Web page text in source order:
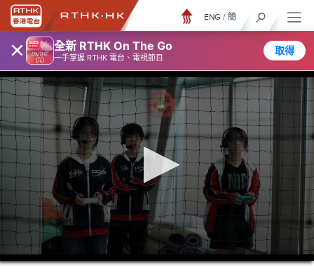
× 全新 RTHK On The Go
一手掌握 RTHK 電台、電視節目
取得
ENG / 簡
0
seconds